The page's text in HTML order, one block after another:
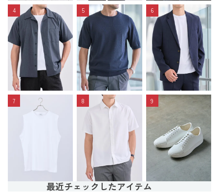
4 5 6
7 8 9
最近チェックしたアイテム